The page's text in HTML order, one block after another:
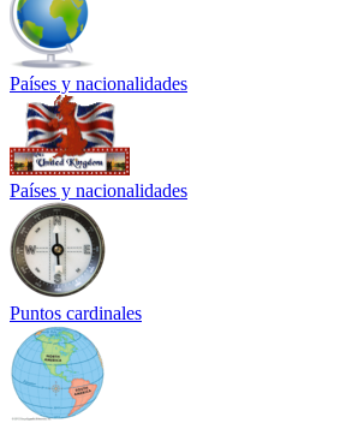
Países y nacionalidades
Países y nacionalidades
Puntos cardinales